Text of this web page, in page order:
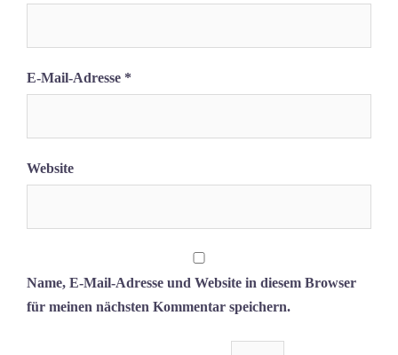
E-Mail-Adresse *
Website
Name, E-Mail-Adresse und Website in diesem Browser
für meinen nächsten Kommentar speichern.